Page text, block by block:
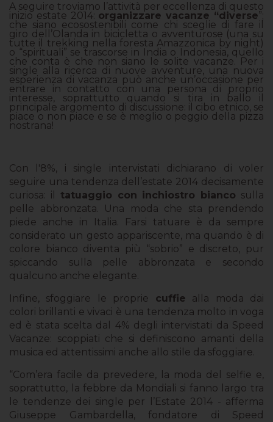
A seguire troviamo l’attività per eccellenza di questo
inizio estate 2014: organizzare vacanze “diverse”;
che siano ecosostenibili come chi sceglie di fare il
giro dell’Olanda in bicicletta o avventurose (una su
tutte il trekking nella foresta Amazzonica by night)
o “spirituali” se trascorse in India o Indonesia, quello
che conta è che non siano le solite vacanze. Per i
single alla ricerca di nuove avventure, una nuova
esperienza di vacanza può anche un’occasione per
entrare in contatto con una persona di proprio
interesse, soprattutto quando si tira in ballo il
principale argomento di discussione: il cibo etnico, se
piace o non piace e se è meglio o peggio della pizza
nostrana!
Con l'8%, i single intervistati dichiarano di voler
seguire una tendenza dell’estate 2014 decisamente
curiosa: il tatuaggio con inchiostro bianco sulla
pelle abbronzata. Una moda che sta prendendo
piede anche in Italia. Farsi tatuare è da sempre
considerato un gesto appariscente, ma quando è di
colore bianco diventa più “sobrio” e discreto, pur
spiccando sulla pelle abbronzata e secondo
qualcuno anche elegante.
Infine, sfoggiare le proprie cuffie alla moda dai
colori brillanti e vivaci è una tendenza molto in voga
ed è stata scelta dal 4% degli intervistati da Speed
Vacanze: scoppiati che si definiscono amanti della
musica ed attentissimi anche allo stile da sfoggiare.
“Com’era facile da prevedere, la moda del selfie e,
soprattutto, la febbre da Mondiali si fanno largo tra
le tendenze dei single per l’Estate 2014 - afferma
Giuseppe Gambardella, fondatore di Speed